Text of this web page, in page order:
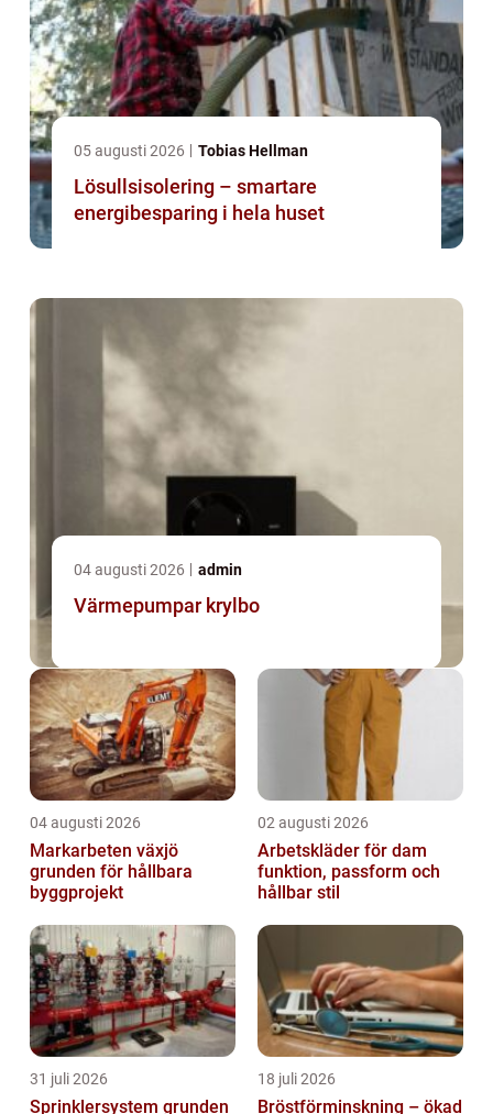
05 augusti 2026 Tobias Hellman
Lösullsisolering – smartare
energibesparing i hela huset
04 augusti 2026 admin
Värmepumpar krylbo
04 augusti 2026
Markarbeten växjö
grunden för hållbara
byggprojekt
02 augusti 2026
Arbetskläder för dam
funktion, passform och
hållbar stil
31 juli 2026
Sprinklersystem grunden
18 juli 2026
Bröstförminskning – ökad